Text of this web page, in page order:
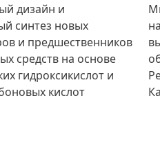
дизайн и
синтез новых
и предшественников
средств на основе
гидроксикислот и
кислот